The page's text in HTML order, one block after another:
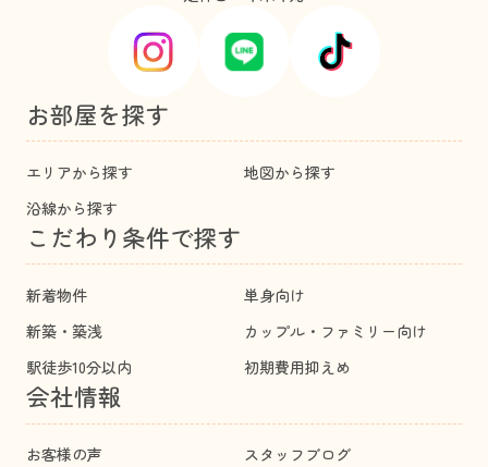
お部屋を探す
エリアから探す
地図から探す
沿線から探す
こだわり条件で探す
新着物件
単身向け
新築・築浅
カップル・ファミリー向け
駅徒歩10分以内
初期費用抑えめ
会社情報
お客様の声 スタッフブログ